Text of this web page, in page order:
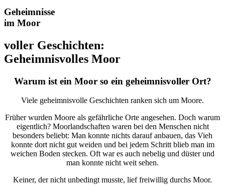
Geheimnisse
im Moor
voller Geschichten:
Geheimnisvolles Moor
Warum ist ein Moor so ein geheimnisvoller Ort?
Viele geheimnisvolle Geschichten ranken sich um Moore.
Früher wurden Moore als gefährliche Orte angesehen. Doch warum
eigentlich? Moorlandschaften waren bei den Menschen nicht
besonders beliebt: Man konnte nichts darauf anbauen, das Vieh
konnte dort nicht gut weiden und bei jedem Schritt blieb man im
weichen Boden stecken. Oft war es auch nebelig und düster und
man konnte nicht weit sehen.
Keiner, der nicht unbedingt musste, lief freiwillig durchs Moor.